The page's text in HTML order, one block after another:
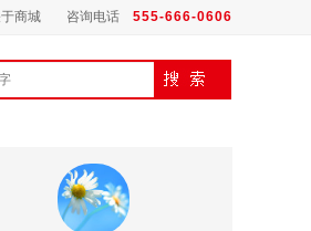
商城 咨询电话 555-666-0606